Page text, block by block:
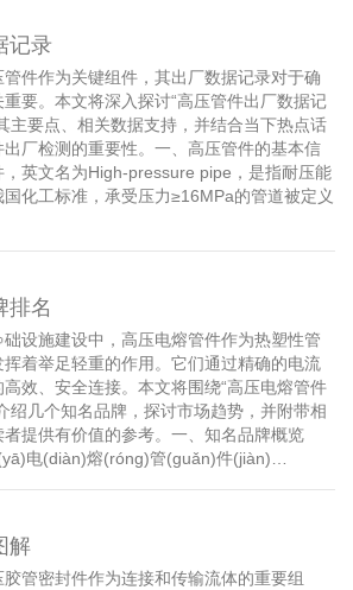
记录
件作为关键组件，其出厂数据记录对于确
要。本文将深入探讨“高压管件出厂数据记
主要点、相关数据支持，并结合当下热点话
厂检测的重要性。一、高压管件的基本信
英文名为High-pressure pipe，是指耐压能
化工标准，承受压力≥16MPa的管道被定义
排名
设施建设中，高压电熔管件作为热塑性管
着举足轻重的作用。它们通过精确的电流
效、安全连接。本文将围绕“高压电熔管件
绍几个知名品牌，探讨市场趋势，并附带相
提供有价值的参考。一、知名品牌概览
电(diàn)熔(róng)管(guǎn)件(jiàn)…
解
管密封件作为连接和传输流体的重要组